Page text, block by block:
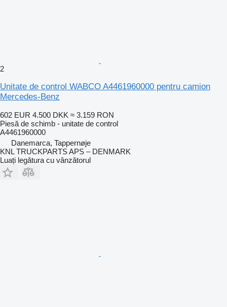
2
Unitate de control WABCO A4461960000 pentru camion
Mercedes-Benz
602 EUR 4.500 DKK ≈ 3.159 RON
Piesă de schimb - unitate de control
A4461960000
Danemarca, Tappernøje
KNL TRUCKPARTS APS – DENMARK
Luați legătura cu vânzătorul